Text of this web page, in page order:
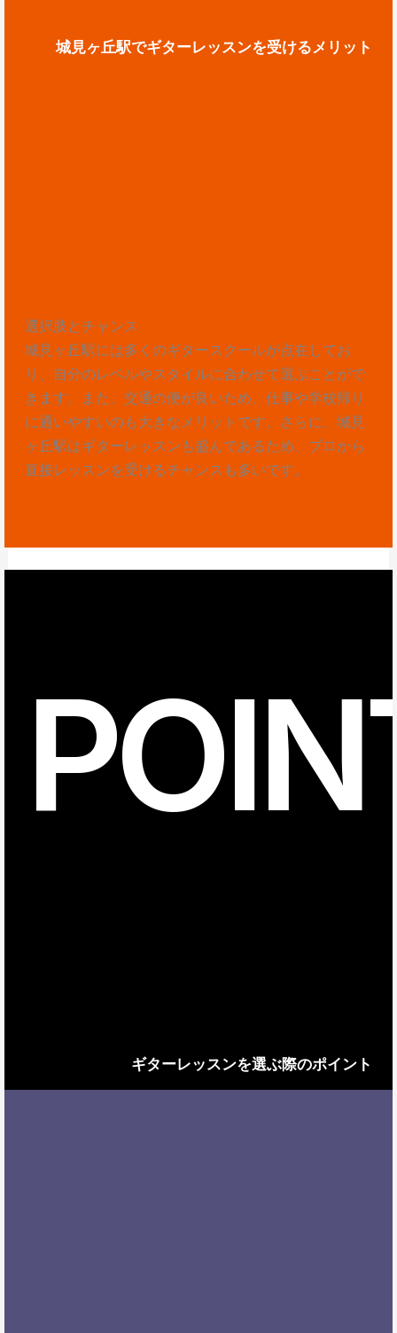
城見ヶ丘駅でギターレッスンを受けるメリット
選択肢とチャンス
城見ヶ丘駅には多くのギタースクールが点在してお
り、自分のレベルやスタイルに合わせて選ぶことがで
きます。また、交通の便が良いため、仕事や学校帰り
に通いやすいのも大きなメリットです。さらに、城見
ヶ丘駅はギターレッスンも盛んであるため、プロから
直接レッスンを受けるチャンスも多いです。
ギターレッスンを選ぶ際のポイント